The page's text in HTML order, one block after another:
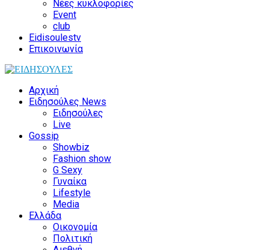
Νέες κυκλοφορίες
Event
club
Eidisoulestv
Επικοινωνία
Αρχική
Ειδησούλες News
Ειδησούλες
Live
Gossip
Showbiz
Fashion show
G Sexy
Γυναίκα
Lifestyle
Media
Ελλάδα
Οικονομία
Πολιτική